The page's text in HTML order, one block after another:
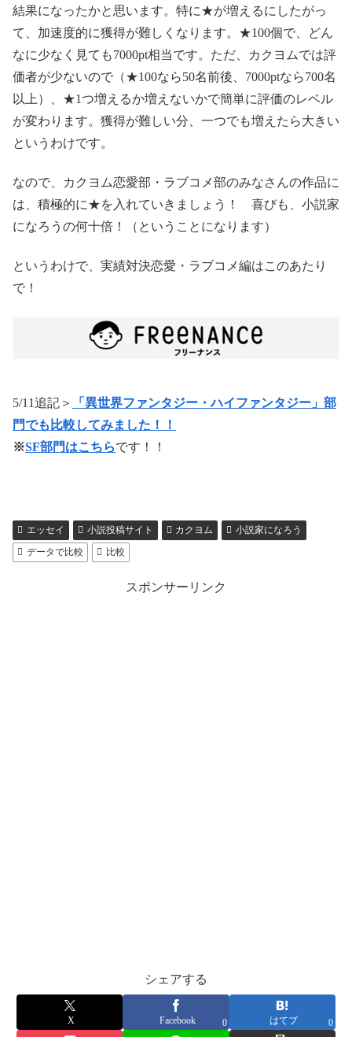
結果になったかと思います。特に★が増えるにしたがっ
て、加速度的に獲得が難しくなります。★100個で、どん
なに少なく見ても7000pt相当です。ただ、カクヨムでは評
価者が少ないので（★100なら50名前後、7000ptなら700名
以上）、★1つ増えるか増えないかで簡単に評価のレベル
が変わります。獲得が難しい分、一つでも増えたら大きい
というわけです。
なので、カクヨム恋愛部・ラブコメ部のみなさんの作品に
は、積極的に★を入れていきましょう！ 喜びも、小説家
になろうの何十倍！（ということになります）
というわけで、実績対決恋愛・ラブコメ編はこのあたり
で！
5/11追記＞
「異世界ファンタジー・ハイファンタジー」部
門でも比較してみました！！
※SF部門はこちらです！！
エッセイ 小説投稿サイト カクヨム
小説家になろう
データで比較
比較
スポンサーリンク
シェアする
X Facebook 0 はてブ 0